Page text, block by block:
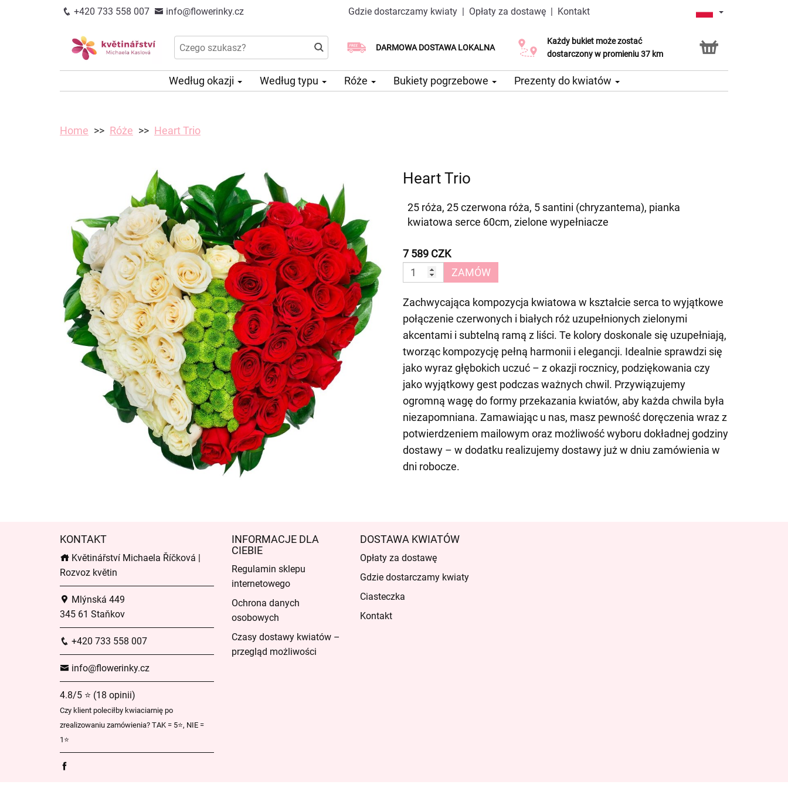
+420 733 558 007 info@flowerinky.cz Gdzie dostarczamy kwiaty | Opłaty za dostawę | Kontakt
DARMOWA DOSTAWA LOKALNA
Dostawa tego samego dnia
Wybierz datę dostawy
Każdy bukiet może zostać
dostarczony w promieniu 37 km
Usługa Click & Collect
Według okazji Według typu Róże Bukiety pogrzebowe Prezenty do kwiatów
Home Róże Heart Trio
Heart Trio
25 róża, 25 czerwona róża, 5 santini (chryzantema), pianka
kwiatowa serce 60cm, zielone wypełniacze
7 589 CZK
ZAMÓW
Zachwycająca kompozycja kwiatowa w kształcie serca to wyjątkowe
połączenie czerwonych i białych róż uzupełnionych zielonymi
akcentami i subtelną ramą z liści. Te kolory doskonale się uzupełniają,
tworząc kompozycję pełną harmonii i elegancji. Idealnie sprawdzi się
jako wyraz głębokich uczuć – z okazji rocznicy, podziękowania czy
jako wyjątkowy gest podczas ważnych chwil. Przywiązujemy
ogromną wagę do formy przekazania kwiatów, aby każda chwila była
niezapomniana. Zamawiając u nas, masz pewność doręczenia wraz z
potwierdzeniem mailowym oraz możliwość wyboru dokładnej godziny
dostawy – w dodatku realizujemy dostawy już w dniu zamówienia w
dni robocze.
KONTAKT
Květinářství Michaela Říčková |
Rozvoz květin
Mlýnská 449
345 61 Staňkov
+420 733 558 007
info@flowerinky.cz
4.8/5 ⭐ (18 opinii)
Czy klient poleciłby kwiaciarnię po
zrealizowaniu zamówienia? TAK = 5⭐, NIE =
1⭐
INFORMACJE DLA
CIEBIE
Regulamin sklepu
internetowego
Ochrona danych
osobowych
Czasy dostawy kwiatów –
przegląd możliwości
DOSTAWA KWIATÓW
Opłaty za dostawę
Gdzie dostarczamy kwiaty
Ciasteczka
Kontakt